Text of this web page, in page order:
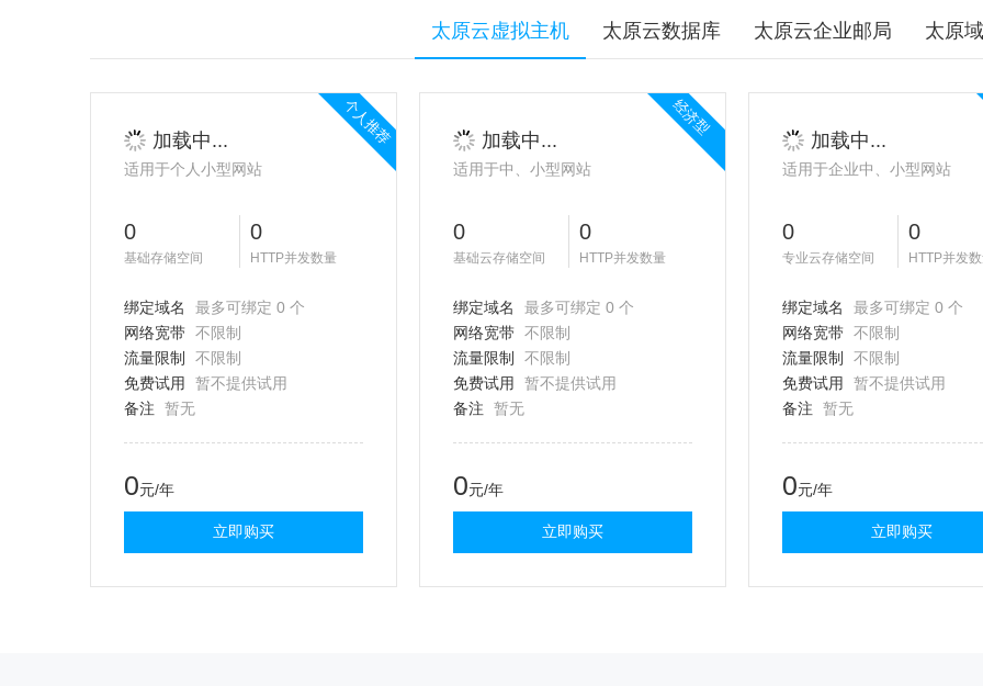
太原云虚拟主机 太原云数据库 太原云企业邮局 太原
个人推荐
加载中...
适用于个人小型网站
0
基础存储空间
0
HTTP并发数量
绑定域名
最多可绑定 0 个
网络宽带 不限制
流量限制
不限制
免费试用
暂不提供试用
备注
暂无
0元/年
立即购买
经济型
加载中...
适用于中、小型网站
0
基础云存储空间
0
HTTP并发数量
绑定域名
最多可绑定 0 个
网络宽带 不限制
流量限制
不限制
免费试用
暂不提供试用
备注
暂无
0元/年
立即购买
加载中...
适用于企业中、小型网站
0
专业云存储空间
0
HTTP并发
绑定域名
最多可绑定 0 个
网络宽带 不限制
流量限制
不限制
免费试用
暂不提供试用
备注
暂无
0元/年
立即购买